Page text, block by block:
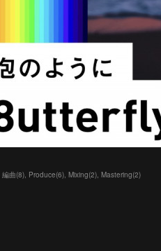
編曲(8) Produce(6) Mixing(2) Mastering(2)